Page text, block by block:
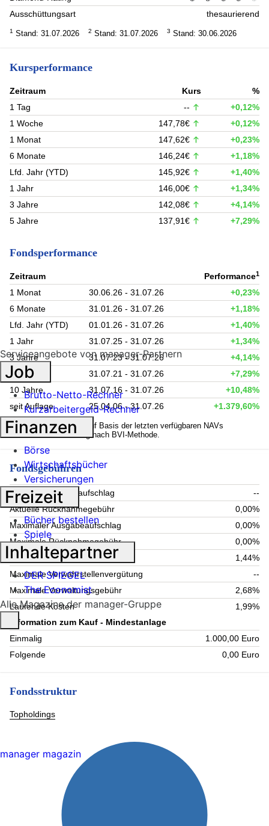
Ausschüttungsart
thesaurierend
1 Stand: 31.07.2026 2 Stand: 31.07.2026 3 Stand: 30.06.2026
Kursperformance
Zeitraum Kurs
%
1 Tag
--
+0,12%
1 Woche
147,78€
+0,12%
1 Monat
147,62€
+0,23%
6 Monate
146,24€
+1,18%
Lfd. Jahr (YTD)
145,92€
+1,40%
1 Jahr
146,00€
+1,34%
3 Jahre
142,08€
+4,14%
5 Jahre
137,91€ +7,29%
Fondsperformance
Zeitraum Performance1
1 Monat 30.06.26 - 31.07.26
+0,23%
6 Monate
31.01.26 - 31.07.26
+1,18%
Lfd. Jahr (YTD)
01.01.26 - 31.07.26
+1,40%
1 Jahr
31.07.25 - 31.07.26
+1,34%
3 Jahre
31.07.23 - 31.07.26
+4,14%
5 Jahre
31.07.21 - 31.07.26
+7,29%
10 Jahre
31.07.16 - 31.07.26
+10,48%
seit Auflage
25.04.06 - 31.07.26 +1.379,60%
1Kennzahlen werden auf Basis der letzten verfügbaren NAVs
berechnet. Berechnung nach BVI-Methode.
Fondsgebühren
Aktueller Ausgabeaufschlag
--
Aktuelle Rücknahmegebühr
0,00%
Maximaler Ausgabeaufschlag
0,00%
Maximale Rücknahmegebühr
0,00%
Aktuelle Verwaltungsgebühr
1,44%
Maximale Verwahrstellenvergütung
--
Maximale Verwaltungsgebühr
2,68%
Laufende Kosten
1,99%
Information zum Kauf - Mindestanlage
Einmalig
1.000,00 Euro
Folgende
0,00 Euro
Fondsstruktur
Topholdings
Serviceangebote von manager-Partnern
Job
Brutto-Netto-Rechner
Kurzarbeitergeld-Rechner
Finanzen
Börse
Wirtschaftsbücher
Versicherungen
Freizeit
Bücher bestellen
Spiele
Inhaltepartner
DER SPIEGEL
The Economist
Alle Magazine der manager-Gruppe
manager magazin